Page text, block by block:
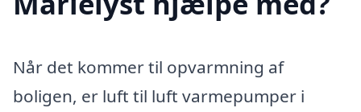
Når det kommer til opvarmning af
boligen, er luft til luft varmepumper i